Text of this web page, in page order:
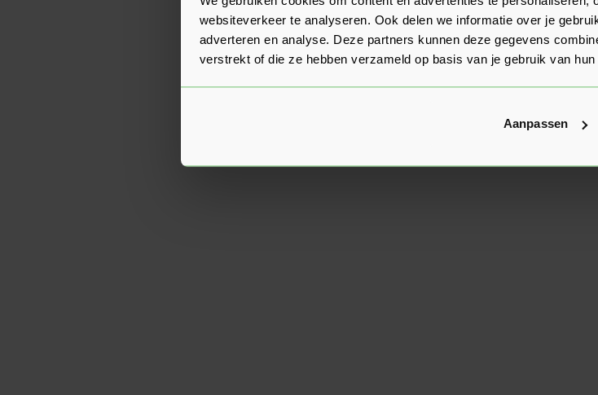
websiteverkeer te analyseren. Ook delen we informatie over je
adverteren en analyse. Deze partners kunnen deze gegevens
verstrekt of die ze hebben verzameld op basis van je gebruik van
Aanpassen